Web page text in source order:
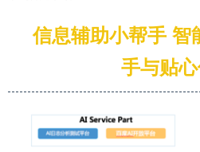
信息辅助小帮手 智
手与贴